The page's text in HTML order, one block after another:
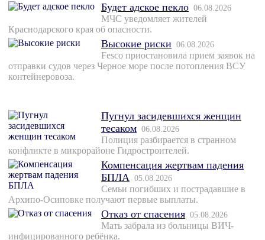
Будет адское пекло 06.08.2026
МЧС уведомляет жителей
Краснодарского края об опасности.
Высокие риски 06.08.2026
Fesco приостановила прием заявок на
отправки судов через Черное море после потопления ВСУ
контейнеровоза.
Пугнул засидевшихся женщин
тесаком 06.08.2026
Полиция разбирается в странном
конфликте в микрорайоне Гидростроителей.
Компенсация жертвам падения
БПЛА 05.08.2026
Семьи погибших и пострадавшие в
Архипо-Осиповке получают первые выплаты.
Отказ от спасения 05.08.2026
Мать забрала из больницы ВИЧ-
инфицированного ребёнка.